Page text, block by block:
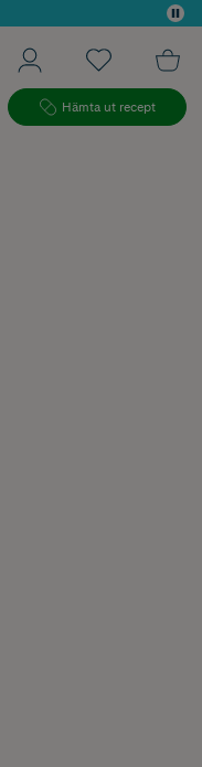
Hämta ut recept